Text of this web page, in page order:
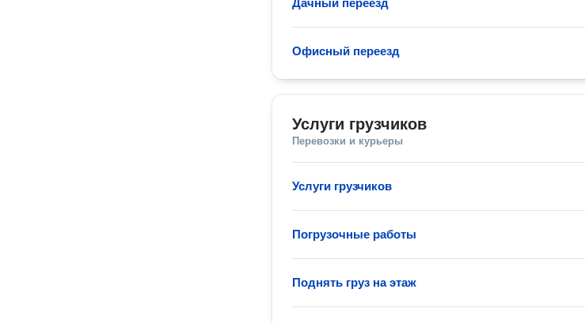
Дачный переезд
Офисный переезд
Услуги грузчиков
Перевозки и курьеры
Услуги грузчиков
Погрузочные работы
Поднять груз на этаж